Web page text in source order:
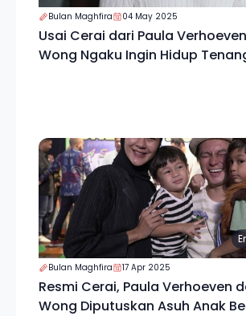
Bulan Maghfira 04 May 2025
Usai Cerai dari Paula
Wong Ngaku Ingin Hidup
Bulan Maghfira 17 Apr 2025
Resmi Cerai, Paula Verhoeven
Wong Diputuskan Asuh Anak